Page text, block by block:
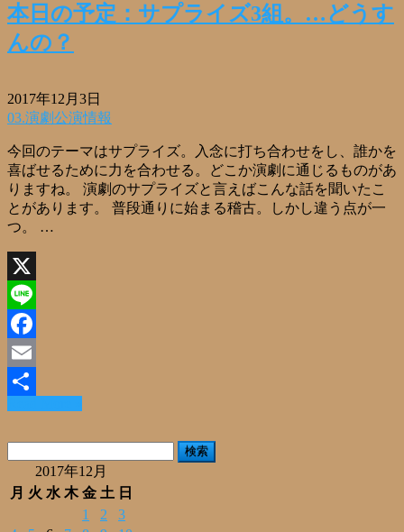
本日の予定：サプライズ3組。…どうす
んの？
2017年12月3日
03.演劇公演情報
今回のテーマはサプライズ。入念に打ち合わせをし、誰かを
喜ばせるために力を合わせる。どこか演劇に通じるものがあ
りますね。 演劇のサプライズと言えばこんな話を聞いたこ
とがあります。 普段通りに始まる稽古。しかし違う点が一
つ。 …
X
Line
Facebook
Email
共
有
2017年12月
月 火 水 木 金 土 日
1
2
3